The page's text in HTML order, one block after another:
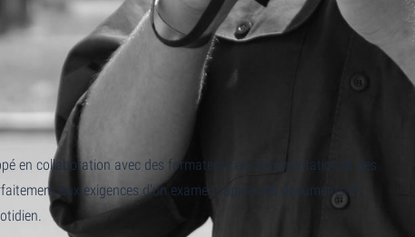
en collaboration avec des formateurs en documentation et des
aux exigences d'un examen rapide des documents et